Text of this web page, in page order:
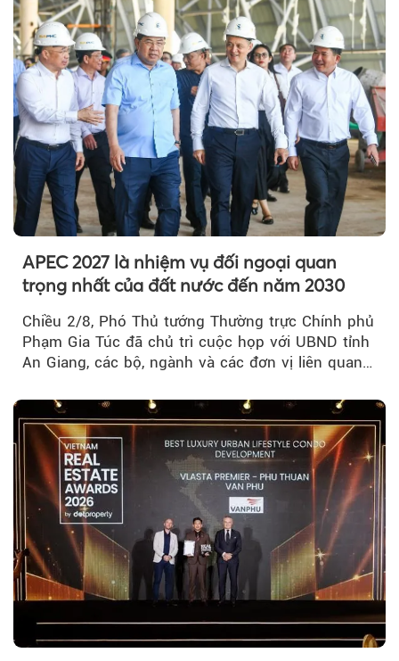
APEC 2027 là nhiệm vụ đối ngoại quan
trọng nhất của đất nước đến năm 2030
Chiều 2/8, Phó Thủ tướng Thường trực Chính phủ
Phạm Gia Túc đã chủ trì cuộc họp với UBND tỉnh
An Giang, các bộ, ngành và các đơn vị liên quan